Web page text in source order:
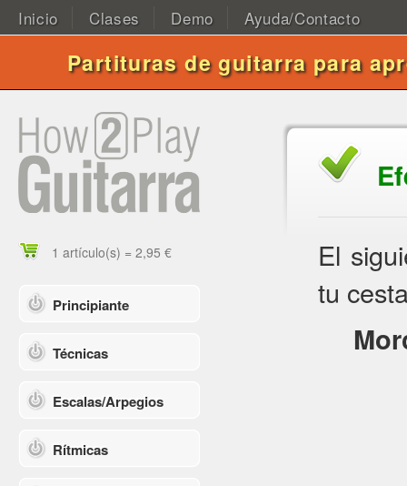
Inicio Clases Demo Ayuda/Contacto
Partituras de guitarra para
1 artículo(s) = 2,95 €
Principiante
Técnicas
Escalas/Arpegios
Rítmicas
El
tu